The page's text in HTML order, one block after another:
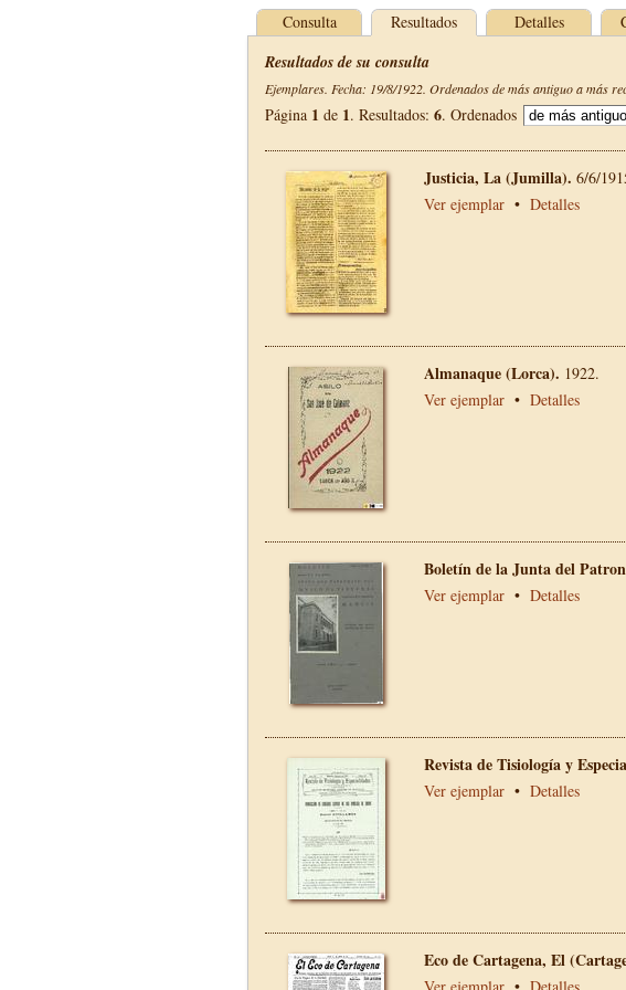
Consulta Resultados Detalles
Resultados de su consulta
Ejemplares. Fecha: 19/8/1922. Ordenados de más antiguo a más
Página 1 de 1. Resultados: 6. Ordenados
Justicia, La (Jumilla). 6/6/
Ver ejemplar • Detalles
Almanaque (Lorca). 1922.
Ver ejemplar • Detalles
Boletín de la Junta del
Ver ejemplar • Detalles
Revista de Tisiología y
Ver ejemplar • Detalles
Eco de Cartagena, El